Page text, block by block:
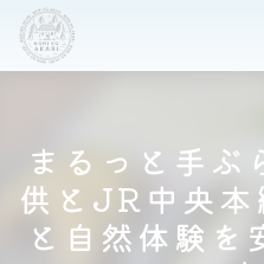
まるっと手ぶ
供とJR中央本
と自然体験を